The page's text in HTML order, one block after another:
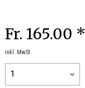
Fr. 165.00 *
inkl. MwSt.